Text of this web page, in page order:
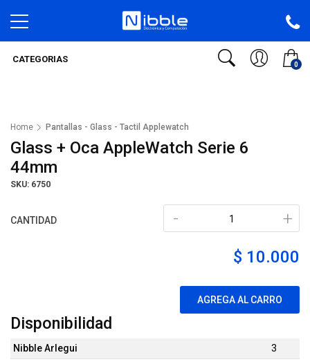
0
CATEGORIAS
Home Pantallas - Glass - Tactil Applewatch
Glass + Oca AppleWatch Serie 6
44mm
SKU: 6750
CANTIDAD +
-
$ 10.000
AGREGA AL CARRO
Disponibilidad
Nibble Arlegui
3